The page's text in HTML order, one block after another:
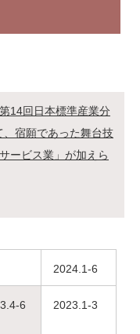
14回日本標準産業分
宿願であった舞台技
ービス業」が加えら
2024.1-6
6 2023.1-3